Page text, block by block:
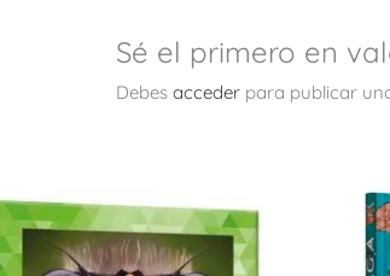
Sé el primero en
Debes acceder para publicar